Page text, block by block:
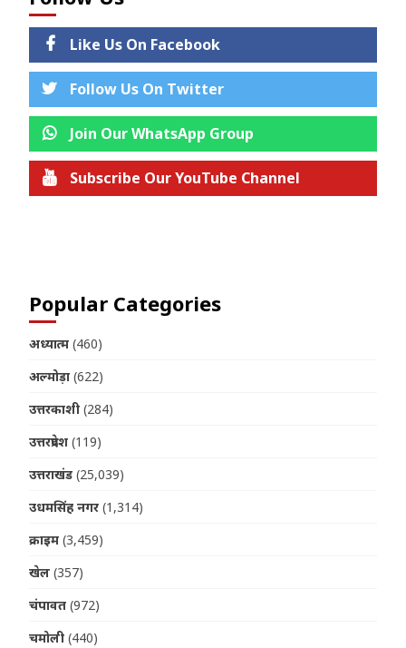
Like Us On Facebook
Follow Us On Twitter
Join Our WhatsApp Group
Subscribe Our YouTube Channel
Popular Categories
अध्यात्म (460)
अल्मोड़ा (622)
उत्तरकाशी (284)
उत्तरप्रदेश (119)
उत्तराखंड (25,039)
उधमसिंह नगर (1,314)
क्राइम (3,459)
खेल (357)
चंपावत (972)
चमोली (440)